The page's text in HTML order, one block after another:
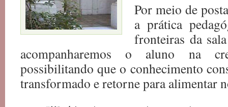
Por meio de
a prática
fronteiras da
acompanharemos o aluno na
possibilitando que o conhecimento
transformado e retorne para alimentar